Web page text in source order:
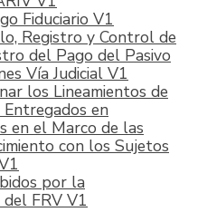
Fiduciario V1
Registro y Control de
del Pago del Pasivo
Vía Judicial V1
los Lineamientos de
Entregados en
en el Marco de las
con los Sujetos
por la
FRV V1